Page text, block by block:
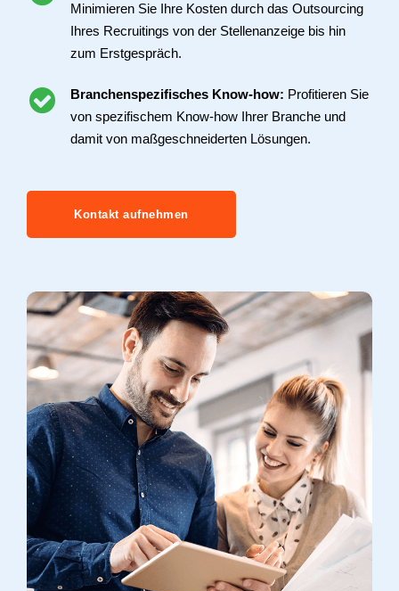
Minimieren Sie Ihre Kosten durch das Outsourcing
Ihres Recruitings von der Stellenanzeige bis hin
zum Erstgespräch.
Branchenspezifisches Know-how: Profitieren Sie
von spezifischem Know-how Ihrer Branche und
damit von maßgeschneiderten Lösungen.
Kontakt aufnehmen